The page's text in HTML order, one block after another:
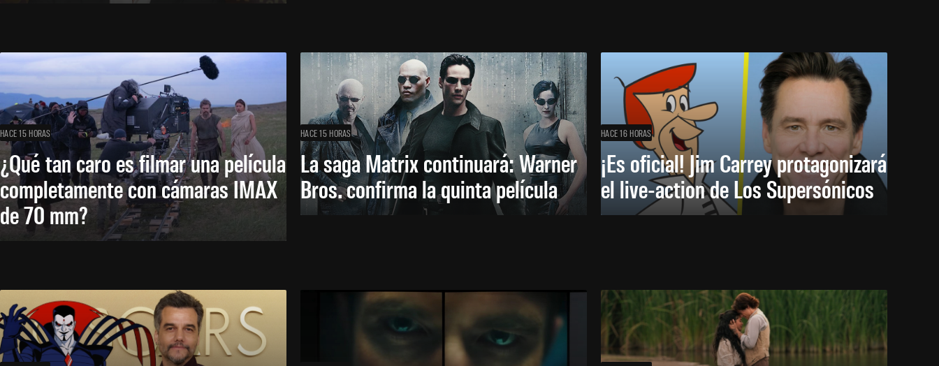
HACE 15 HORAS
¿Qué tan caro es filmar una película
completamente con cámaras IMAX
de 70 mm?
HACE 15 HORAS
La saga Matrix continuará: Warner
Bros. confirma la quinta película
HACE 16 HORAS
¡Es oficial! Jim Carrey protagonizará
el live-action de Los Supersónicos